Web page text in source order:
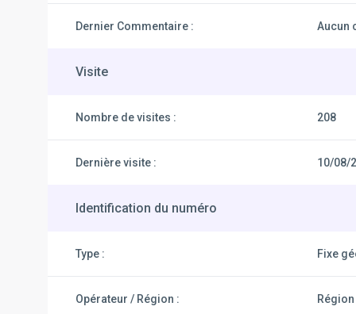
Dernier Commentaire : Aucun
Visite
Nombre de visites : 208
Dernière visite : 10/08/
Identification du numéro
Type : Fixe
Opérateur / Région :